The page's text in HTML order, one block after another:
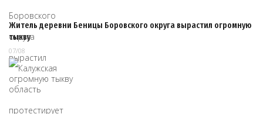
Житель деревни Беницы Боровского округа вырастил огромную
тыкву
07/08